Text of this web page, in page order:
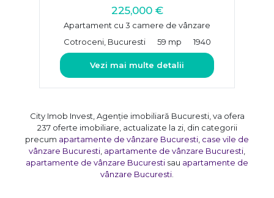
225,000 €
Apartament cu 3 camere de vânzare
Cotroceni, Bucuresti
59 mp 1940
Vezi mai multe detalii
City Imob Invest, Agenție imobiliară Bucuresti, va ofera
237 oferte imobiliare, actualizate la zi, din categorii
precum apartamente de vânzare Bucuresti case vile de
vânzare Bucuresti apartamente de vânzare Bucuresti
apartamente de vânzare Bucuresti sau apartamente de
vânzare Bucuresti